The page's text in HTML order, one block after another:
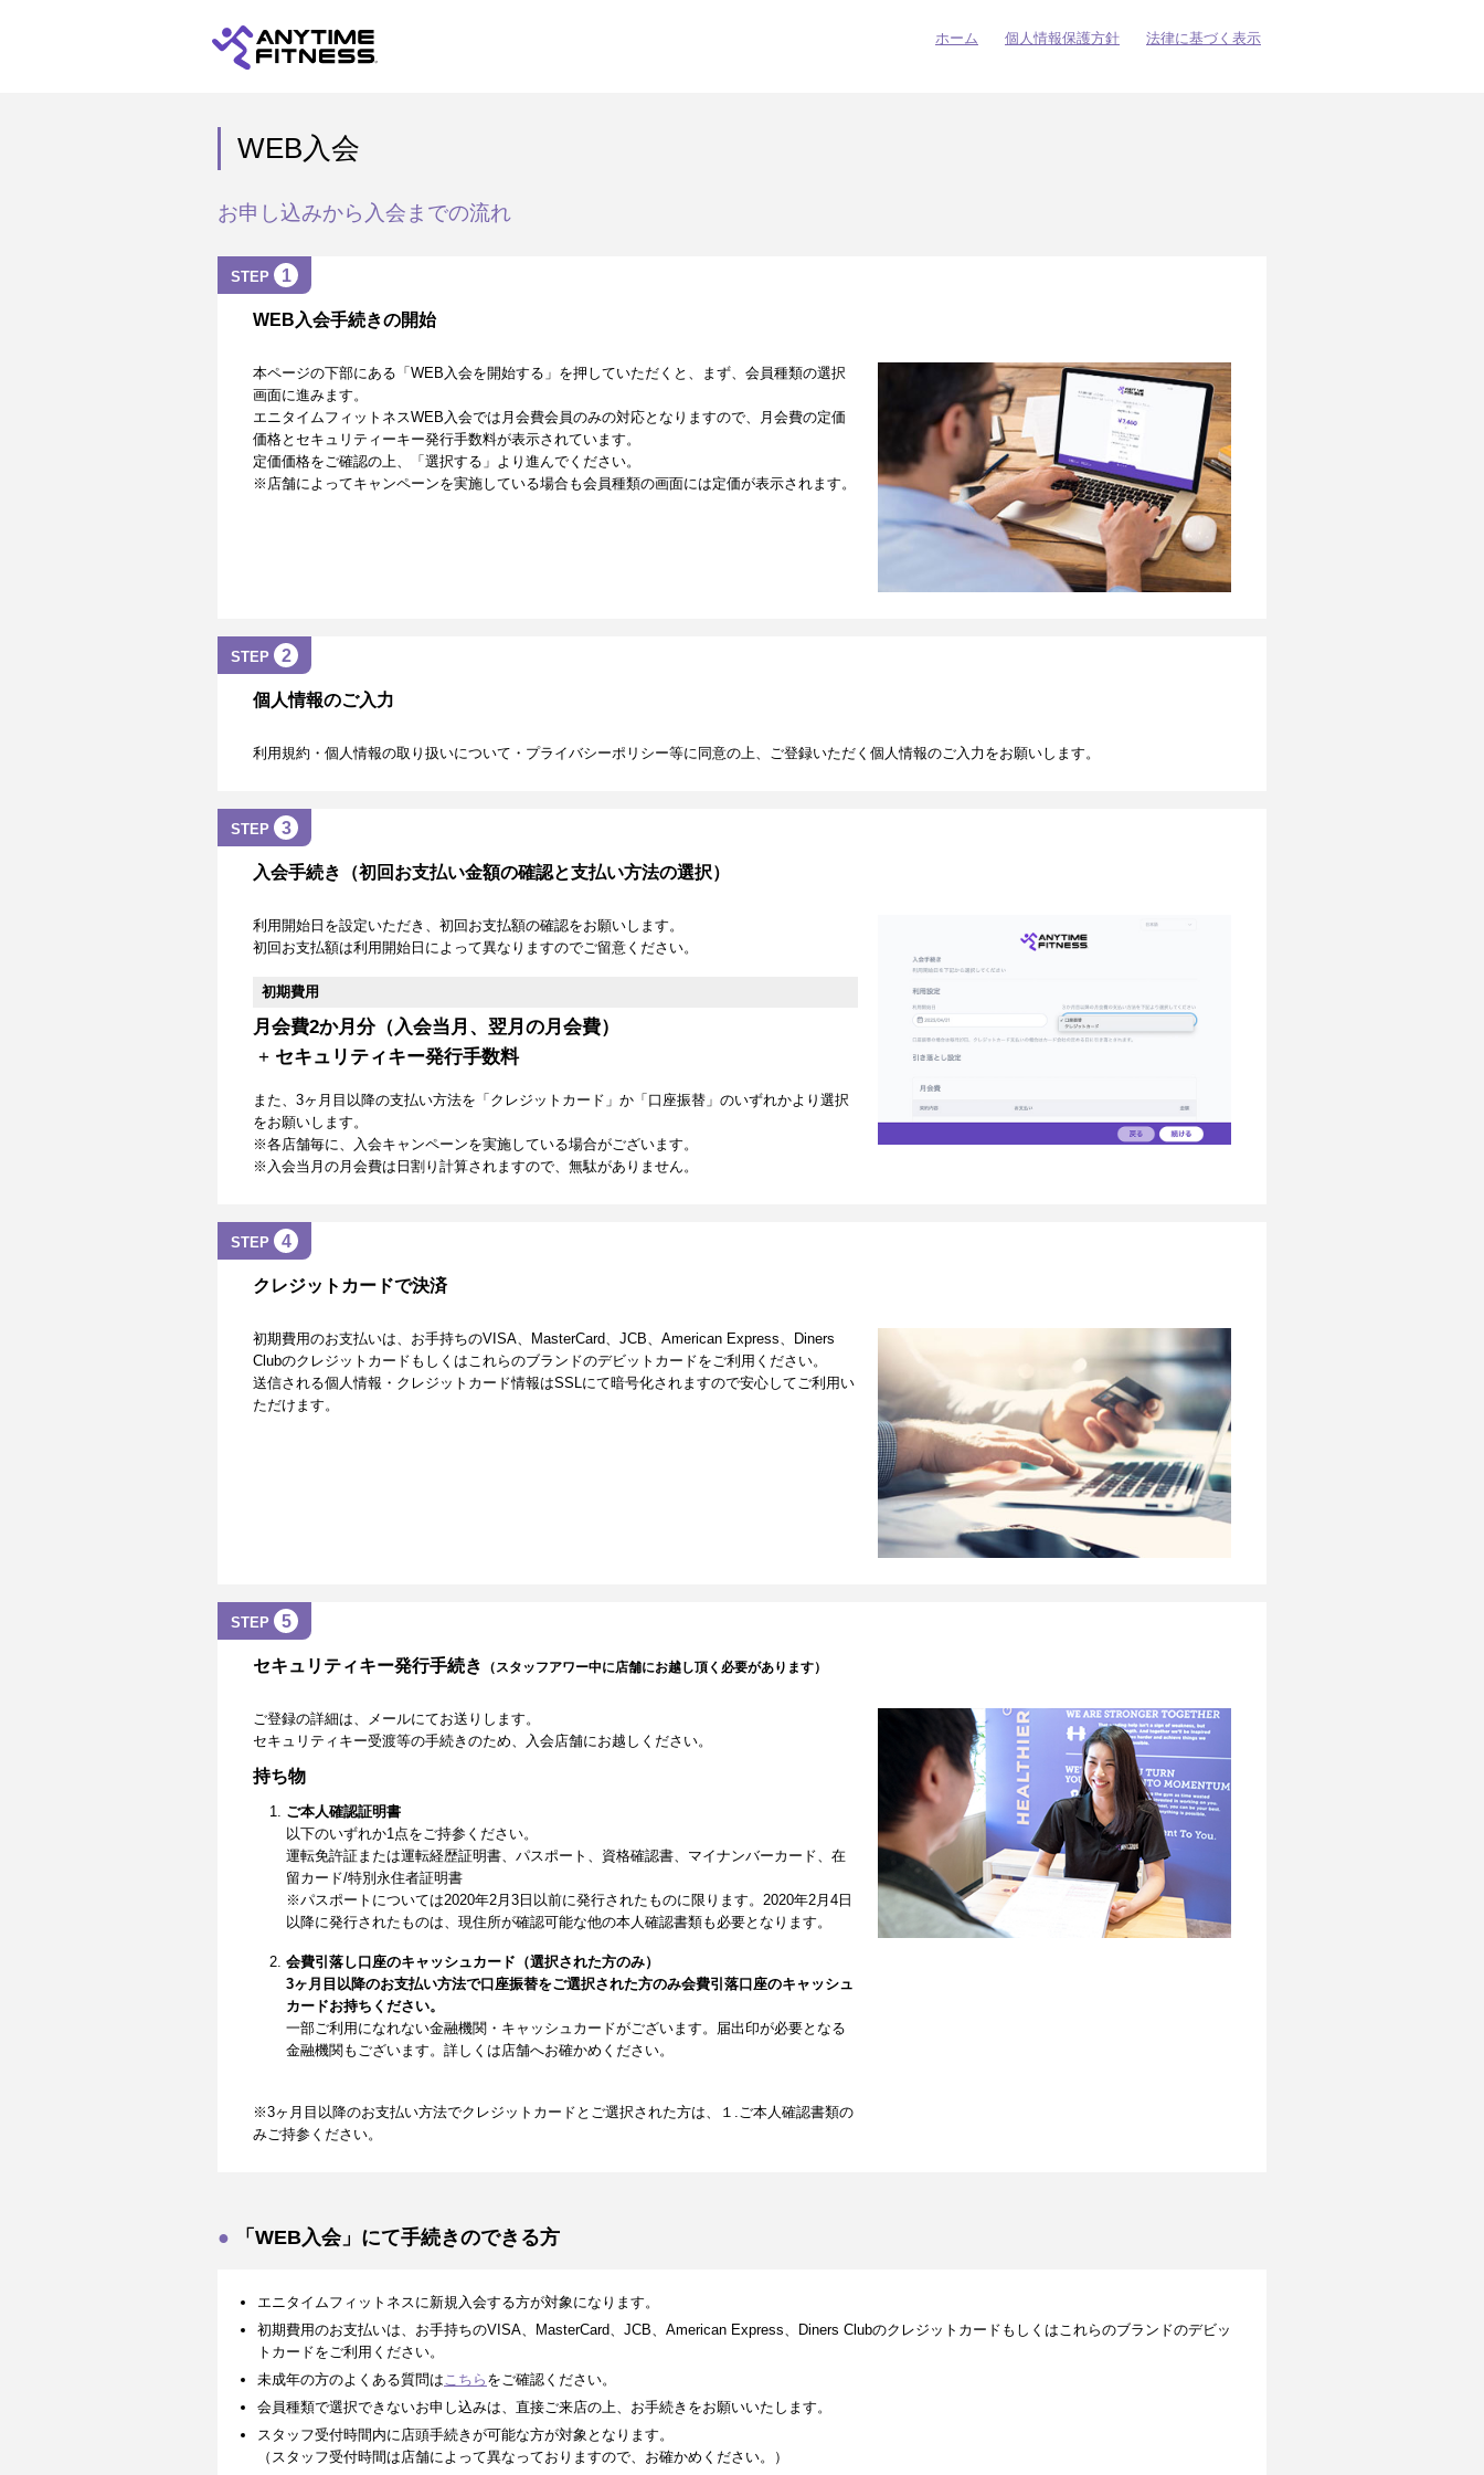
ホーム 個人情報保護方針 法律に基づく表示
WEB入会
お申し込みから入会までの流れ
STEP 1
WEB入会手続きの開始
本ページの下部にある「WEB入会を開始する」を押していただくと、まず、会員種類の選択
画面に進みます。
エニタイムフィットネスWEB入会では月会費会員のみの対応となりますので、月会費の定価
価格とセキュリティーキー発行手数料が表示されています。
定価価格をご確認の上、「選択する」より進んでください。
※店舗によってキャンペーンを実施している場合も会員種類の画面には定価が表示されます。
STEP 2
個人情報のご入力
利用規約・個人情報の取り扱いについて・プライバシーポリシー等に同意の上、ご登録いただく個人情報のご入力をお願いします。
STEP 3
入会手続き（初回お支払い金額の確認と支払い方法の選択）
利用開始日を設定いただき、初回お支払額の確認をお願いします。
初回お支払額は利用開始日によって異なりますのでご留意ください。
初期費用
月会費2か月分（入会当月、翌月の月会費）
+ セキュリティキー発行手数料
また、3ヶ月目以降の支払い方法を「クレジットカード」か「口座振替」のいずれかより選択
をお願いします。
※各店舗毎に、入会キャンペーンを実施している場合がございます。
※入会当月の月会費は日割り計算されますので、無駄がありません。
STEP 4
クレジットカードで決済
初期費用のお支払いは、お手持ちのVISA、MasterCard、JCB、American Express、Diners
Clubのクレジットカードもしくはこれらのブランドのデビットカードをご利用ください。
送信される個人情報・クレジットカード情報はSSLにて暗号化されますので安心してご利用い
ただけます。
STEP 5
セキュリティキー発行手続き （スタッフアワー中に店舗にお越し頂く必要があります）
ご登録の詳細は、メールにてお送りします。
セキュリティキー受渡等の手続きのため、入会店舗にお越しください。
持ち物
ご本人確認証明書
以下のいずれか1点をご持参ください。
運転免許証または運転経歴証明書、パスポート、資格確認書、マイナンバーカード、在
留カード/特別永住者証明書
※パスポートについては2020年2月3日以前に発行されたものに限ります。2020年2月4日
以降に発行されたものは、現住所が確認可能な他の本人確認書類も必要となります。
会費引落し口座のキャッシュカード（選択された方のみ）
3ヶ月目以降のお支払い方法で口座振替をご選択された方のみ会費引落口座のキャッシュ
カードお持ちください。
一部ご利用になれない金融機関・キャッシュカードがございます。届出印が必要となる
金融機関もございます。詳しくは店舗へお確かめください。
※3ヶ月目以降のお支払い方法でクレジットカードとご選択された方は、１.ご本人確認書類の
みご持参ください。
「WEB入会」にて手続きのできる方
エニタイムフィットネスに新規入会する方が対象になります。
初期費用のお支払いは、お手持ちのVISA、MasterCard、JCB、American Express、Diners Clubのクレジットカードもしくはこれらのブランドのデビッ
トカードをご利用ください。
未成年の方のよくある質問は こちら をご確認ください。
会員種類で選択できないお申し込みは、直接ご来店の上、お手続きをお願いいたします。
スタッフ受付時間内に店頭手続きが可能な方が対象となります。
（スタッフ受付時間は店舗によって異なっておりますので、お確かめください。）